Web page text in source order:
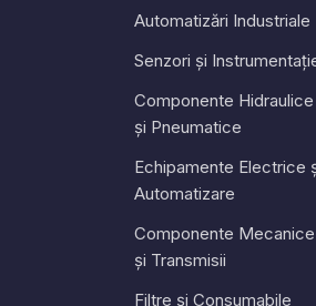
Automatizări Industriale
Senzori și
Componente Hidraulice
și Pneumatice
Echipamente Electrice
Automatizare
Componente Mecanice
și Transmisii
Filtre și Consumabile